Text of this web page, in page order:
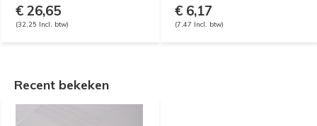
€ 26,65
(32,25 Incl. btw)
€ 6,17
(7,47 Incl. btw)
Recent bekeken